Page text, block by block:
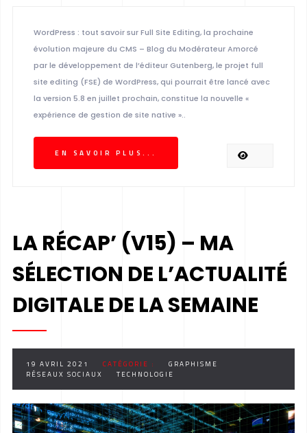
WordPress : tout savoir sur Full Site Editing, la prochaine
évolution majeure du CMS – Blog du Modérateur Amorcé
par le développement de l’éditeur Gutenberg, le projet full
site editing (FSE) de WordPress, qui pourrait être lancé avec
la version 5.8 en juillet prochain, constitue la nouvelle «
expérience de gestion de site native »..
EN SAVOIR PLUS...
LA RÉCAP’ (V15) – MA
SÉLECTION DE L’ACTUALITÉ
DIGITALE DE LA SEMAINE
19 AVRIL 2021 CATÉGORIE :
GRAPHISME
RÉSEAUX SOCIAUX
TECHNOLOGIE